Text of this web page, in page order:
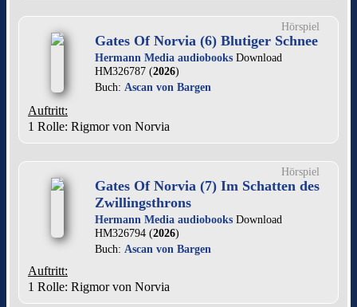
Hörspiel
Gates Of Norvia (6) Blutiger Schnee
Hermann Media audiobooks Download
HM326787 (2026)
Buch: Ascan von Bargen
Auftritt:
1 Rolle: Rigmor von Norvia
Hörspiel
Gates Of Norvia (7) Im Schatten des
Zwillingsthrons
Hermann Media audiobooks Download
HM326794 (2026)
Buch: Ascan von Bargen
Auftritt:
1 Rolle: Rigmor von Norvia